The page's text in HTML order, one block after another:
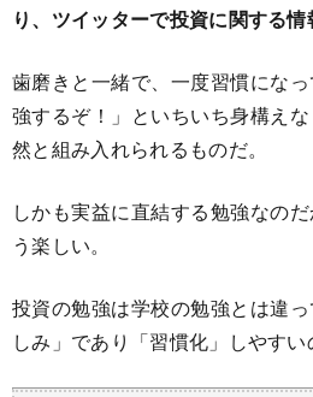
り、ツイッターで投資に関する情
歯磨きと一緒で、一度習慣にな
強するぞ！」といちいち身構え
然と組み入れられるものだ。
しかも実益に直結する勉強なの
う楽しい。
投資の勉強は学校の勉強とは違
しみ」であり「習慣化」しやすい